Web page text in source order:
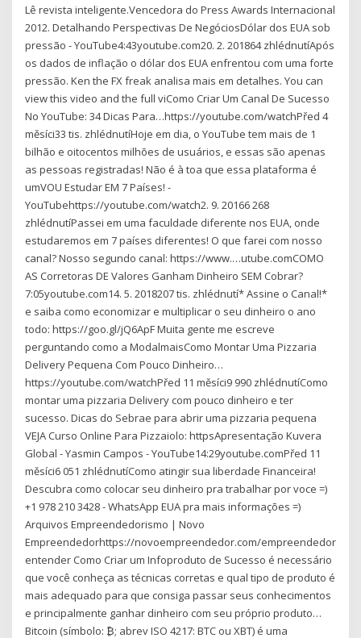
Lê revista inteligente.Vencedora do Press Awards Internacional
2012. Detalhando Perspectivas De NegóciosDólar dos EUA sob
pressão - YouTube4:43youtube.com20. 2. 201864 zhlédnutíApós
os dados de inflação o dólar dos EUA enfrentou com uma forte
pressão. Ken the FX freak analisa mais em detalhes. You can
view this video and the full viComo Criar Um Canal De Sucesso
No YouTube: 34 Dicas Para…https://youtube.com/watchPřed 4
měsíci33 tis. zhlédnutíHoje em dia, o YouTube tem mais de 1
bilhão e oitocentos milhões de usuários, e essas são apenas
as pessoas registradas! Não é à toa que essa plataforma é
umVOU Estudar EM 7 Países! -
YouTubehttps://youtube.com/watch2. 9. 20166 268
zhlédnutíPassei em uma faculdade diferente nos EUA, onde
estudaremos em 7 países diferentes! O que farei com nosso
canal? Nosso segundo canal: https://www.…utube.comCOMO
AS Corretoras DE Valores Ganham Dinheiro SEM Cobrar?
7:05youtube.com14. 5. 2018207 tis. zhlédnutí* Assine o Canal!*
e saiba como economizar e multiplicar o seu dinheiro o ano
todo: https://goo.gl/jQ6ApF Muita gente me escreve
perguntando como a ModalmaisComo Montar Uma Pizzaria
Delivery Pequena Com Pouco Dinheiro…
https://youtube.com/watchPřed 11 měsíci9 990 zhlédnutíComo
montar uma pizzaria Delivery com pouco dinheiro e ter
sucesso. Dicas do Sebrae para abrir uma pizzaria pequena
VEJA Curso Online Para Pizzaiolo: httpsApresentação Kuvera
Global - Yasmin Campos - YouTube14:29youtube.comPřed 11
měsíci6 051 zhlédnutíComo atingir sua liberdade Financeira!
Descubra como colocar seu dinheiro pra trabalhar por voce =)
+1 978 210 3428 - WhatsApp EUA pra mais informações =)
Arquivos Empreendedorismo | Novo
Empreendedorhttps://novoempreendedor.com/
entender Como Criar um Infoproduto de Sucesso é necessário
que você conheça as técnicas corretas e qual tipo de produto é
mais adequado para que consiga passar seus conhecimentos
e principalmente ganhar dinheiro com seu próprio produto…
Bitcoin (símbolo: ₿; abrev ISO 4217: BTC ou XBT) é uma